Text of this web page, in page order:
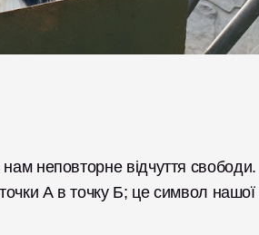
неповторне відчуття
А в точку Б; це символ нашої